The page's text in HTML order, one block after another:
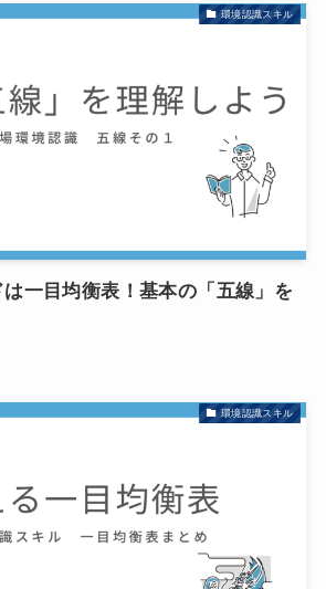
環境認識スキル
一目均衡表！基本の「五線」を
環境認識スキル